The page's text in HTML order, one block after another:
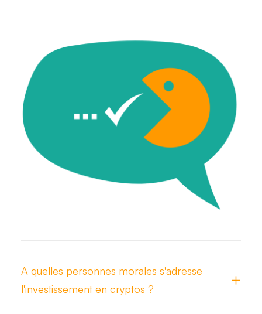
A quelles personnes morales s'adresse
l'investissement en cryptos ?